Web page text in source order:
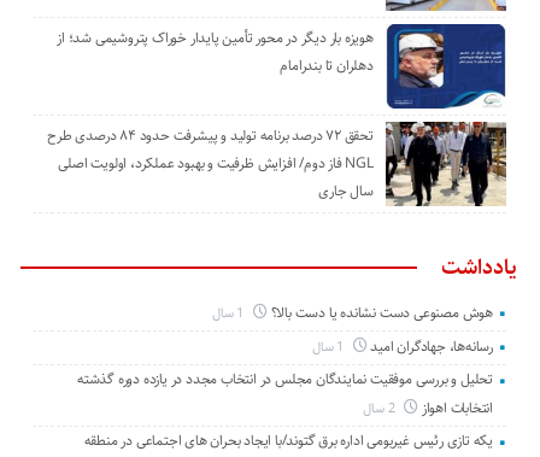
هویزه بار دیگر در محور تأمین پایدار خوراک پتروشیمی شد؛ از
دهلران تا بندرامام
تحقق ۷۲ درصد برنامه تولید و پیشرفت حدود ۸۴ درصدی طرح
NGL فاز دوم/ افزایش ظرفیت و بهبود عملکرد، اولویت اصلی
سال جاری
یادداشت
هوش مصنوعی دست نشانده یا دست بالا؟
رسانه‌ها، جهادگران امید
تحلیل و بررسی موفقیت نمایندگان مجلس در انتخاب مجدد در یازده دوره گذشته
انتخابات اهواز
2 سال
یکه تازی رئیس غیربومی اداره برق گتوند/با ایجاد بحران های اجتماعی در منطقه